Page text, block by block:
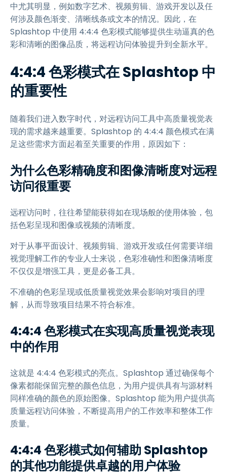
中尤其明显，例如数字艺术、视频剪辑、游戏开发以及任
何涉及颜色渐变、清晰线条或文本的情况。因此，在
Splashtop 中使用 4:4:4 色彩模式能够提供生动逼真的色
彩和清晰的图像品质，将远程访问体验提升到全新水平。
4:4:4 色彩模式在 Splashtop 中
的重要性
随着我们进入数字时代，对远程访问工具中高质量视觉表
现的需求越来越重要。Splashtop 的 4:4:4 颜色模式在满
足这些需求方面起着至关重要的作用，原因如下：
为什么色彩精确度和图像清晰度对远程
访问很重要
远程访问时，往往希望能获得如在现场般的使用体验，包
括色彩呈现和图像或视频的清晰度。
对于从事平面设计、视频剪辑、游戏开发或任何需要详细
视觉理解工作的专业人士来说，色彩准确性和图像清晰度
不仅仅是增强工具，更是必备工具。
不准确的色彩呈现或低质量视觉效果会影响对项目的理
解，从而导致项目结果不符合标准。
4:4:4 色彩模式在实现高质量视觉表现
中的作用
这就是 4:4:4 色彩模式的亮点。Splashtop 通过确保每个
像素都能保留完整的颜色信息，为用户提供具有与源材料
同样准确的颜色的原始图像。Splashtop 能为用户提供高
质量远程访问体验，不断提高用户的工作效率和整体工作
质量。
4:4:4 色彩模式如何辅助 Splashtop
的其他功能提供卓越的用户体验